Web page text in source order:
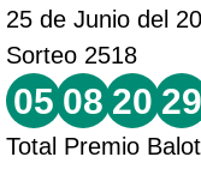
25 de Junio del
Sorteo 2518
05 08 20 29
Total Premio